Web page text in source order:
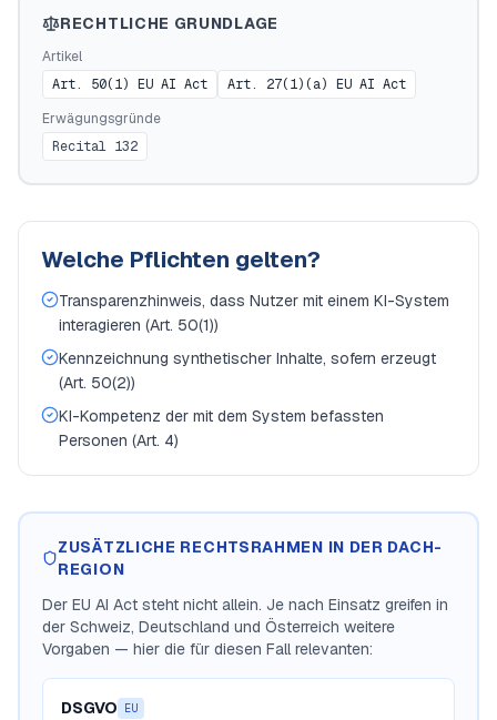
RECHTLICHE GRUNDLAGE
Artikel
Art. 50(1) EU AI Act
Art. 27(1)(a) EU AI Act
Erwägungsgründe
Recital 132
Welche Pflichten gelten?
Transparenzhinweis, dass Nutzer mit einem KI-System
interagieren (Art. 50(1))
Kennzeichnung synthetischer Inhalte, sofern erzeugt
(Art. 50(2))
KI-Kompetenz der mit dem System befassten
Personen (Art. 4)
ZUSÄTZLICHE RECHTSRAHMEN IN DER DACH-
REGION
Der EU AI Act steht nicht allein. Je nach Einsatz greifen in
der Schweiz, Deutschland und Österreich weitere
Vorgaben — hier die für diesen Fall relevanten:
DSGVO EU